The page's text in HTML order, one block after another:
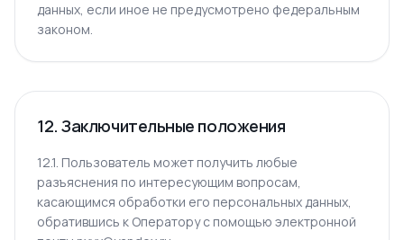
данных, если иное не предусмотрено федеральным
законом.
12. Заключительные положения
12.1. Пользователь может получить любые
разъяснения по интересующим вопросам,
касающимся обработки его персональных данных,
обратившись к Оператору с помощью электронной